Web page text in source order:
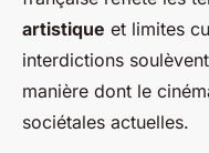
artistique et limites
interdictions
manière dont le
sociétales actuelles.